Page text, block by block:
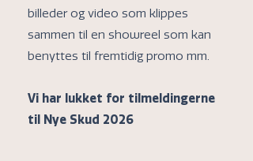
billeder og video som klippes
sammen til en showreel som kan
benyttes til fremtidig promo mm.​
Vi har lukket for tilmeldingerne
til Nye Skud 2026